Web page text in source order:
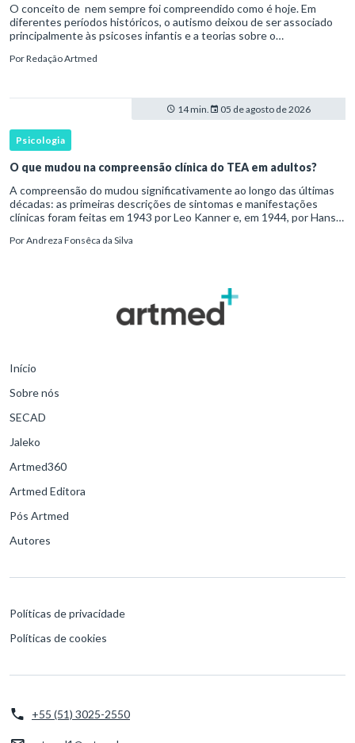
O conceito de nem sempre foi compreendido como é hoje. Em
diferentes períodos históricos, o autismo deixou de ser associado
principalmente às psicoses infantis e a teorias sobre o
transtorno do des
PorRedação Artmed
14 min. 05 de agosto de 2026
Psicologia
O que mudou na compreensão clínica do TEA em adultos?
A compreensão do mudou significativamente ao longo das últimas
décadas: as primeiras descrições de sintomas e manifestações
clínicas foram feitas em 1943 por Leo Kanner e, em 1944, por Hans
PorAndreza Fonsêca da Silva
Início
Sobre nós
SECAD
Jaleko
Artmed360
Artmed Editora
Pós Artmed
Autores
Políticas de privacidade
Políticas de cookies
+55 (51) 3025-2550